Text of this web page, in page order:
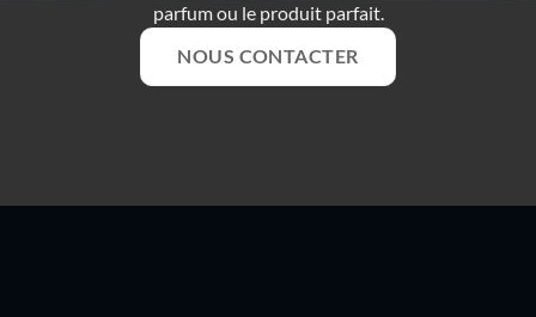
parfum ou le produit parfait.
NOUS CONTACTER